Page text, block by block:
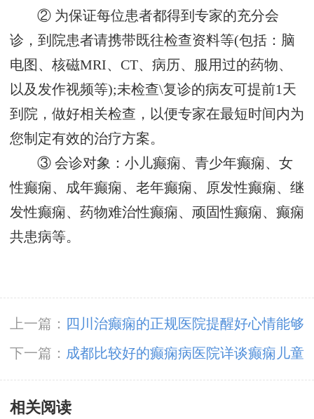
② 为保证每位患者都得到专家的充分会
诊，到院患者请携带既往检查资料等(包括：脑
电图、核磁MRI、CT、病历、服用过的药物、
以及发作视频等);未检查\复诊的病友可提前1天
到院，做好相关检查，以便专家在最短时间内为
您制定有效的治疗方案。
③ 会诊对象：小儿癫痫、青少年癫痫、女
性癫痫、成年癫痫、老年癫痫、原发性癫痫、继
发性癫痫、药物难治性癫痫、顽固性癫痫、癫痫
共患病等。
上一篇：
四川治癫痫的正规医院提醒好心情能够
帮助癫痫更好的治疗!
下一篇： 成都比较好的癫痫病医院详谈癫痫儿童
患者怎样饮食?
相关阅读